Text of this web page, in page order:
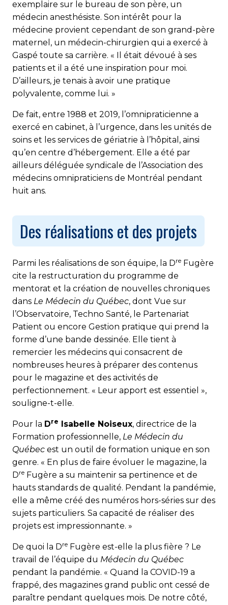
exemplaire sur le bureau de son père, un
médecin anesthésiste. Son intérêt pour la
médecine provient cependant de son grand-père
maternel, un médecin-chirurgien qui a exercé à
Gaspé toute sa carrière. « Il était dévoué à ses
patients et il a été une inspiration pour moi.
D’ailleurs, je tenais à avoir une pratique
polyvalente, comme lui. »
De fait, entre 1988 et 2019, l’omnipraticienne a
exercé en cabinet, à l’urgence, dans les unités de
soins et les services de gériatrie à l’hôpital, ainsi
qu’en centre d’hébergement. Elle a été par
ailleurs déléguée syndicale de l’Association des
médecins omnipraticiens de Montréal pendant
huit ans.
Des réalisations et des projets
Parmi les réalisations de son équipe, la Dre Fugère
cite la restructuration du programme de
mentorat et la création de nouvelles chroniques
dans Le Médecin du Québec, dont Vue sur
l’Observatoire, Techno Santé, le Partenariat
Patient ou encore Gestion pratique qui prend la
forme d’une bande dessinée. Elle tient à
remercier les médecins qui consacrent de
nombreuses heures à préparer des contenus
pour le magazine et des activités de
perfectionnement. « Leur apport est essentiel »,
souligne-t-elle.
Pour la Dre Isabelle Noiseux, directrice de la
Formation professionnelle, Le Médecin du
Québec est un outil de formation unique en son
genre. « En plus de faire évoluer le magazine, la
Dre Fugère a su maintenir sa pertinence et de
hauts standards de qualité. Pendant la pandémie,
elle a même créé des numéros hors-séries sur des
sujets particuliers. Sa capacité de réaliser des
projets est impressionnante. »
De quoi la Dre Fugère est-elle la plus fière ? Le
travail de l’équipe du Médecin du Québec
pendant la pandémie. « Quand la COVID-19 a
frappé, des magazines grand public ont cessé de
paraître pendant quelques mois. De notre côté,